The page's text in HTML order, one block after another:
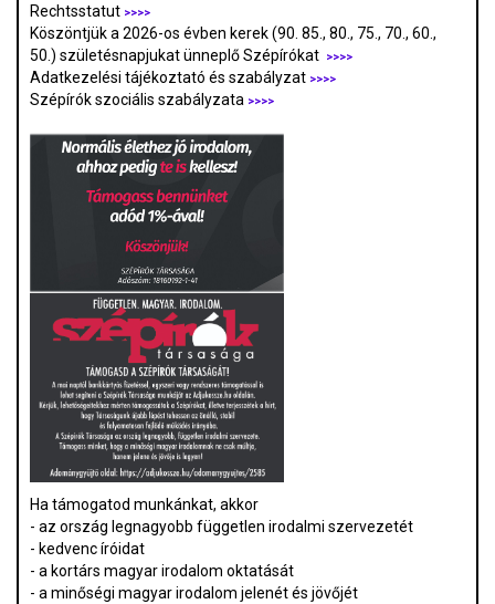
Rechtsstatut >>>>
Köszöntjük a 2026-os évben kerek (90. 85., 80., 75., 70., 60.,
50.) születésnapjukat ünneplő Szépírókat
>>>>
Adatkezelési tájékoztató és szabályzat >>>>
Szépírók szociális szabályzata >>>>
Ha támogatod munkánkat, akkor
- az ország legnagyobb független irodalmi szervezetét
- kedvenc íróidat
- a kortárs magyar irodalom oktatását
- a minőségi magyar irodalom jelenét és jövőjét